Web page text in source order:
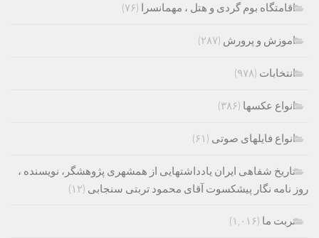
اقامتگاه بوم گردی و هتل ، مهمانسرا (۷۶)
اموزش و پرورش (۲۸۷)
انتخابات (۹۷۸)
انواع عکسها (۳۸۶)
انواع فایلهای صوتی (۶۱)
تاریخ شفاهی ایران یادداشتهایی از همشهری پژوهشگر، نویسنده ،
روز نامه نگار پیشکسوت آقای محمود تربتی سنجابی (۱۲)
تربت ما (۱,۰۱۶)